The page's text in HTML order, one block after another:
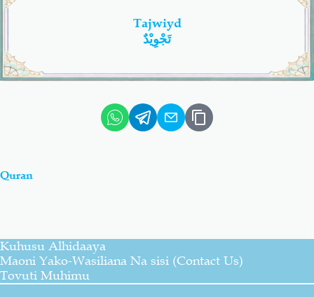
Tajwiyd
تَجْوِيْدٌ
Quran
Kuhusu Alhidaaya
Maoni Yako-Wasiliana Na sisi (Contact Us)
Tovuti Muhimu